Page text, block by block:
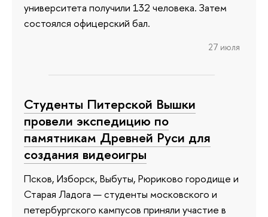
университета получили 132 человека. Затем
состоялся офицерский бал.
27 июля
Студенты Питерской Вышки
провели экспедицию по
памятникам Древней Руси для
создания видеоигры
Псков, Изборск, Выбуты, Рюриково городище и
Старая Ладога — студенты московского и
петербургского кампусов приняли участие в